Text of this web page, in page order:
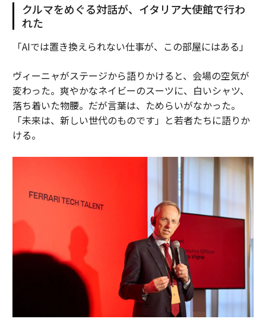
クルマをめぐる対話が、イタリア大使館で行わ
れた
「AIでは置き換えられない仕事が、この部屋にはある」
ヴィーニャがステージから語りかけると、会場の空気が
変わった。爽やかなネイビーのスーツに、白いシャツ、
落ち着いた物腰。だが言葉は、ためらいがなかった。
「未来は、新しい世代のものです」と若者たちに語りか
ける。